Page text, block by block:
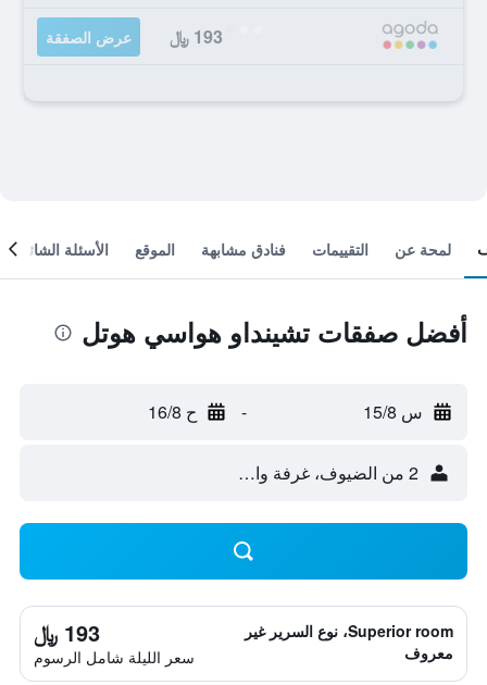
193 ﷼ عرض الصفقة
لمحة عن التقييمات فنادق مشابهة الموقع الأسئلة الشائعة
أفضل صفقات تشينداو هواسي هوتل
س 15/8 - ح 16/8
2 من الضيوف، غرفة واحدة
Superior room، نوع السرير غير
معروف
193 ﷼
سعر الليلة شامل الرسوم